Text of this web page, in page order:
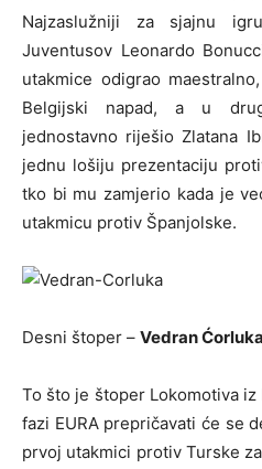
Najzaslužniji za sjajnu
Juventusov Leonardo
utakmice odigrao
Belgijski napad, a u
jednostavno riješio Zlatana
jednu lošiju prezentaciju
tko bi mu zamjerio kada je
utakmicu protiv Španjolske.
Desni štoper – Vedran
To što je štoper Lokomotiva
fazi EURA prepričavati će se
prvoj utakmici protiv Turske